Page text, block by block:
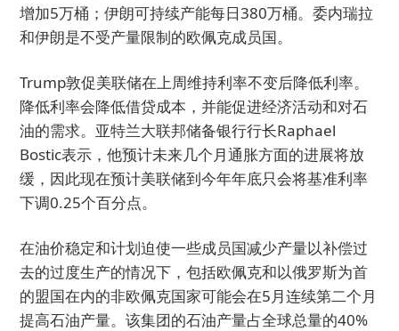
增加5万桶；伊朗可持续产能每日380万桶。委内瑞拉
和伊朗是不受产量限制的欧佩克成员国。
Trump敦促美联储在上周维持利率不变后降低利率。
降低利率会降低借贷成本，并能促进经济活动和对石
油的需求。亚特兰大联邦储备银行行长Raphael
Bostic表示，他预计未来几个月通胀方面的进展将放
缓，因此现在预计美联储到今年年底只会将基准利率
下调0.25个百分点。
在油价稳定和计划迫使一些成员国减少产量以补偿过
去的过度生产的情况下，包括欧佩克和以俄罗斯为首
的盟国在内的非欧佩克国家可能会在5月连续第二个月
提高石油产量。该集团的石油产量占全球总量的40%